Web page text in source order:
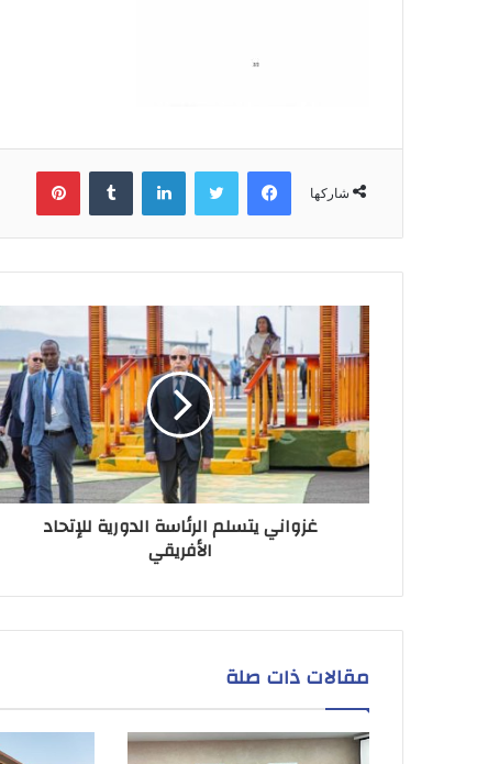
شاركها
فيسبوك تويتر لينكدإن
غزواني يتسلم الرئاسة الدورية للإتحاد
الأفريقي
مقالات ذات صلة